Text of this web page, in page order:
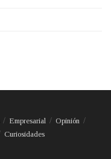
Empresarial
Opinión
Curiosidades